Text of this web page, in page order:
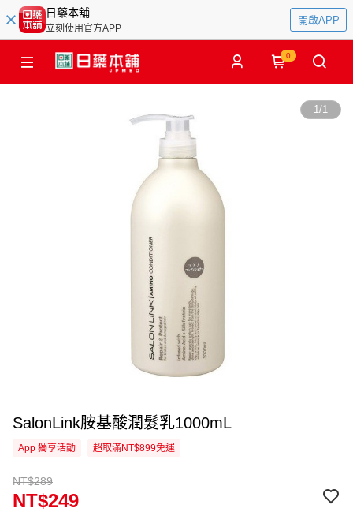
日藥本舖
立刻使用官方APP
開啟APP
0
1/1
SalonLink胺基酸潤髮乳1000mL
App 獨享活動 超取滿NT$899免運
NT$289
NT$249